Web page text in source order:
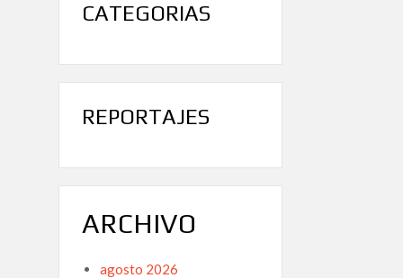
CATEGORIAS
REPORTAJES
ARCHIVO
agosto 2026